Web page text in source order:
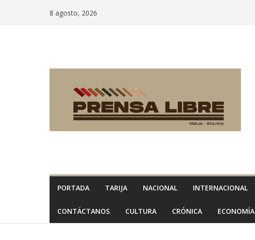
8 agosto, 2026
PORTADA TARIJA NACIONAL INTERNACIONAL
CONTÁCTANOS CULTURA CRÓNICA ECONOMÍA